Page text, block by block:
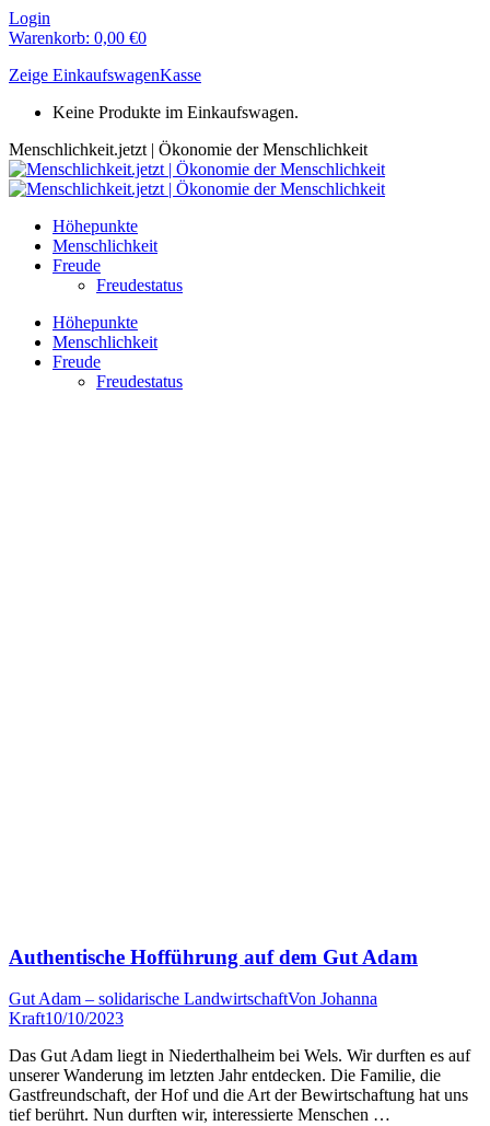
Zum
Inhalt
Login
Warenkorb: 0,00 €0
Zeige EinkaufswagenKasse
Keine Produkte im Einkaufswagen.
Menschlichkeit.jetzt | Ökonomie der Menschlichkeit
Höhepunkte
Menschlichkeit
Freude
Freudestatus
Höhepunkte
Menschlichkeit
Freude
Freudestatus
Authentische Hofführung auf dem Gut Adam
Gut Adam – solidarische LandwirtschaftVon Johanna
Kraft10/10/2023
Das Gut Adam liegt in Niederthalheim bei Wels. Wir durften es auf
unserer Wanderung im letzten Jahr entdecken. Die Familie, die
Gastfreundschaft, der Hof und die Art der Bewirtschaftung hat uns
tief berührt. Nun durften wir, interessierte Menschen …